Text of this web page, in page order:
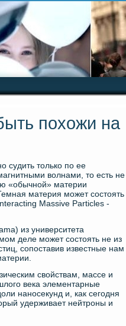
похожи на
судить только по ее
волнами, то есть не
«обычной» материи
материя может состоять
Massive Particles -
из университета
деле может состоять не из
сопоставив известные нам
свойствам, массе и
века элементарные
наносекунд и, как сегодня
удерживает нейтроны и